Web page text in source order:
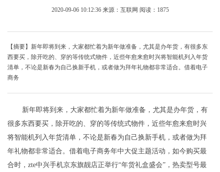
2020-09-06 10:12:36 来源：互联网 阅读：1875
【摘要】新年即将到来，大家都忙着为新年做准备，尤其是办年货，有很多东
西要买，除开吃的、穿的等传统式物件，近些年愈来愈时兴将智能机列入年货
清单，不论是新春为自己换新手机，或者做为拜年礼物都非常适合。借着电子
商务
新年即将到来，大家都忙着为新年做准备，尤其是办年货，有
很多东西要买，除开吃的、穿的等传统式物件，近些年愈来愈时兴
将智能机列入年货清单，不论是新春为自己换新手机，或者做为拜
年礼物都非常适合。借着电子商务年中大促主题活动，如今购买最
合时，zte中兴手机京东旗靓店正举行“年货礼盒盛会”，热卖型号最